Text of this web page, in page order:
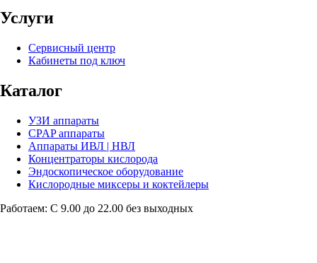
Услуги
Сервисный центр
Кабинеты под ключ
Каталог
УЗИ аппараты
CPAP аппараты
Аппараты ИВЛ | НВЛ
Концентраторы кислорода
Эндоскопическое оборудование
Кислородные миксеры и коктейлеры
Работаем: С 9.00 до 22.00 без выходных